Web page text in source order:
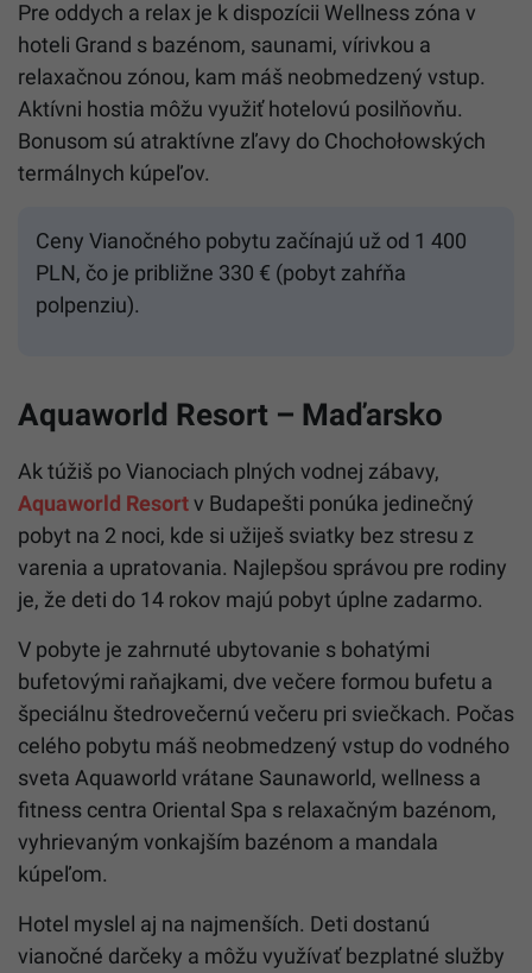
Pre oddych a relax je k dispozícii Wellness zóna v
hoteli Grand s bazénom, saunami, vírivkou a
relaxačnou zónou, kam máš neobmedzený vstup.
Aktívni hostia môžu využiť hotelovú posilňovňu.
Bonusom sú atraktívne zľavy do Chochołowských
termálnych kúpeľov.
Ceny Vianočného pobytu začínajú už od 1 400
PLN, čo je približne 330 € (pobyt zahŕňa
polpenziu).
Aquaworld Resort – Maďarsko
Ak túžiš po Vianociach plných vodnej zábavy,
Aquaworld Resortv Budapešti ponúka jedinečný
pobyt na 2 noci, kde si užiješ sviatky bez stresu z
varenia a upratovania. Najlepšou správou pre rodiny
je, že deti do 14 rokov majú pobyt úplne zadarmo.
V pobyte je zahrnuté ubytovanie s bohatými
bufetovými raňajkami, dve večere formou bufetu a
špeciálnu štedrovečernú večeru pri sviečkach. Počas
celého pobytu máš neobmedzený vstup do vodného
sveta Aquaworld vrátane Saunaworld, wellness a
fitness centra Oriental Spa s relaxačným bazénom,
vyhrievaným vonkajším bazénom a mandala
kúpeľom.
Hotel myslel aj na najmenších. Deti dostanú
vianočné darčeky a môžu využívať bezplatné služby